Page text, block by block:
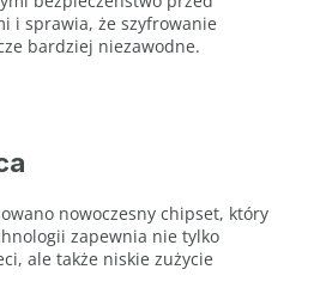
i sprawia, że szyfrowanie
bardziej niezawodne.
nowoczesny chipset, który
zapewnia nie tylko
ale także niskie zużycie